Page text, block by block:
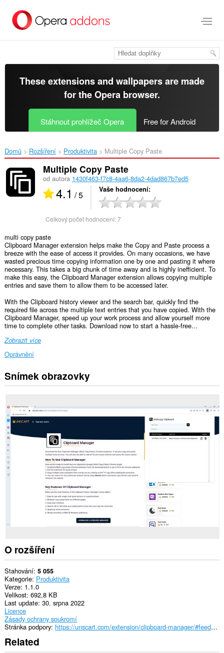
přímo
These extensions and wallpapers are made
for theOpera browser.
Stáhnout prohlížeč Opera Free for Android
Domů Rozšíření Produktivita Multiple Copy Paste‎
Multiple Copy Paste
od autora 1430f463-f7c8-4aa6-8da2-4dad867b7ed5
4.1 / 5 Vaše hodnocení
Celkový počet hodnocení:7
multi copy paste
Clipboard Manager extension helps make the Copy and Paste process a
breeze with the ease of access it provides. On many occasions, we have
wasted precious time copying information one by one and pasting it where
necessary. This takes a big chunk of time away and is highly inefficient. To
make this easy, the Clipboard Manager extension allows copying multiple
entries and save them to allow them to be accessed later.
With the Clipboard history viewer and the search bar, quickly find the
required file across the multiple text entries that you have copied. With the
Clipboard Manager, speed up your work process and allow yourself more
time to complete other tasks. Download now to start a hassle-free...
Zobrazit více
Oprávnění
Toto
rozšíření
vašim
datům
na
všech
webech.
Snímek obrazovky
O rozšíření
Stahování 5 055
Kategorie Produktivita
Verze 1.1.0
Velikost 692,8 KB
Last update 30. srpna 2022
Licence
Zásady ochrany soukromí
Stránka podpory
https://unscart.com/extension/clipboard-manager/#feedback
Related